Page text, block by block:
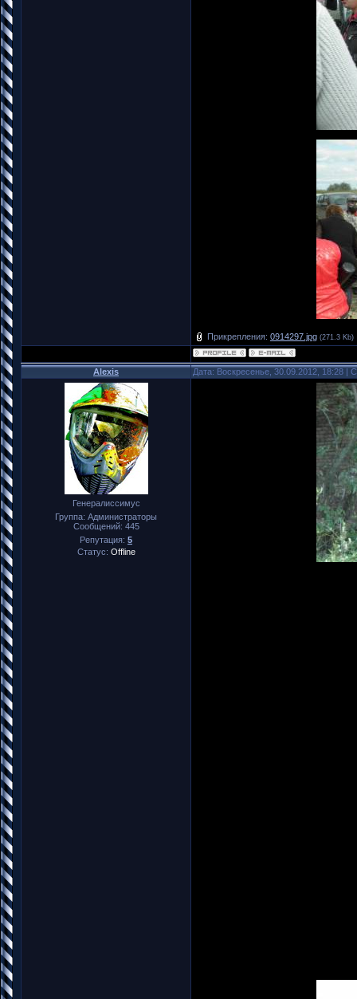
Прикрепления: 0914297.jpg (271.3 Kb)
Alexis Дата: Воскресенье, 30.09.2012, 18:28 |
Генералиссимус
Группа: Администраторы
Сообщений: 445
Репутация: 5
Статус: Offline